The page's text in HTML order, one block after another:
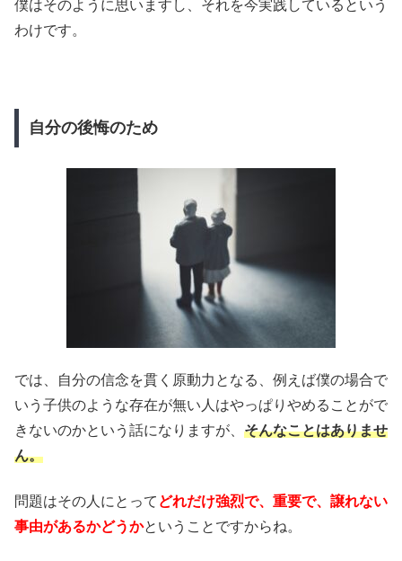
僕はそのように思いますし、それを今実践しているという
わけです。
自分の後悔のため
では、自分の信念を貫く原動力となる、例えば僕の場合で
いう子供のような存在が無い人はやっぱりやめることがで
きないのかという話になりますが、 そんなことはありませ
ん。
問題はその人にとって どれだけ強烈で、重要で、譲れない
事由があるかどうかということですからね。